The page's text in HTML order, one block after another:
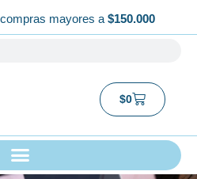
mayores a $150.000
$0Carrito